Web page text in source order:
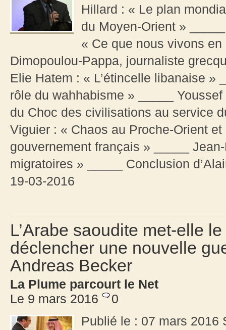
Hillard : « Le plan
du Moyen-Orient »
« Ce que nous vivons en
Dimopoulou-Pappa, journaliste
Elie Hatem : « L’étincelle libanaise »
rôle du wahhabisme » _____
du Choc des civilisations au service
Viguier : « Chaos au Proche-Orient
gouvernement français » _____
migratoires » _____ Conclusion
19-03-2016
L’Arabe saoudite met-elle
déclencher une nouvelle
Andreas Becker
La Plume parcourt le Net
Le 9 mars 2016
0
Publié le : 07 mars 2016